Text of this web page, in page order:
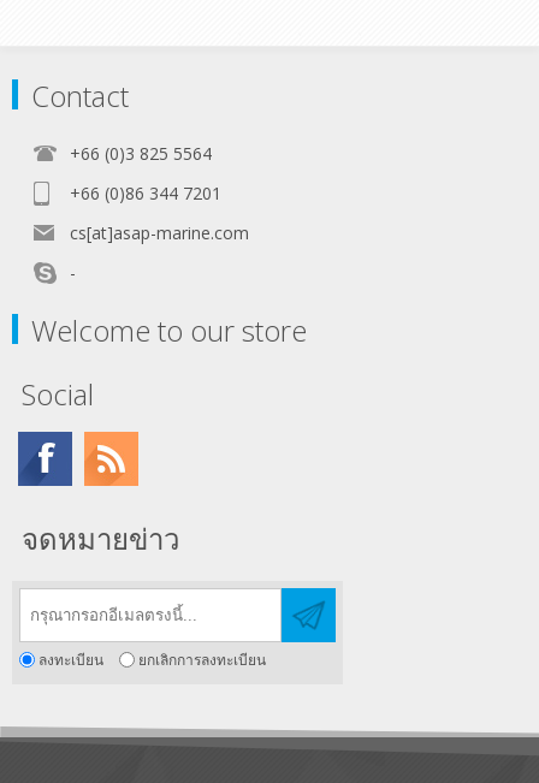
Contact
+66 (0)3 825 5564
+66 (0)86 344 7201
cs[at]asap-marine.com
-
Welcome to our store
Social
จดหมายข่าว
ลงทะเบียน ยกเลิกการลงทะเบียน